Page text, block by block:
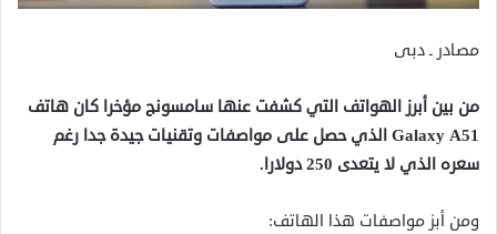
مصادر ـ دبى
من بين أبرز الهواتف التي كشفت عنها سامسونج مؤخرا كان هاتف
Galaxy A51 الذي حصل على مواصفات وتقنيات جيدة جدا رغم
سعره الذي لا يتعدى 250 دولارا.
ومن أبز مواصفات هذا الهاتف: